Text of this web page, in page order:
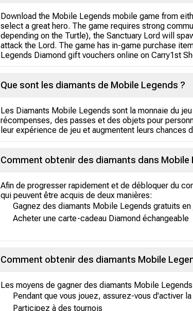
Download the Mobile Legends mobile game from
select a great hero. The game requires strong
depending on the Turtle), the Sanctuary Lord will
attack the Lord. The game has in-game purchase
Legends Diamond gift vouchers online on Carry1st
Que sont les diamants de Mobile Legends ?
Les Diamants Mobile Legends sont la monnaie du
récompenses, des passes et des objets pour
leur expérience de jeu et augmentent leurs chances
Comment obtenir des diamants dans Mobile
Afin de progresser rapidement et de débloquer du
qui peuvent être acquis de deux manières:
Gagnez des diamants Mobile Legends gratuits en
Acheter une carte-cadeau Diamond échangeable
Comment obtenir des diamants Mobile
Les moyens de gagner des diamants Mobile
Pendant que vous jouez, assurez-vous d'activer
Participez à des tournois